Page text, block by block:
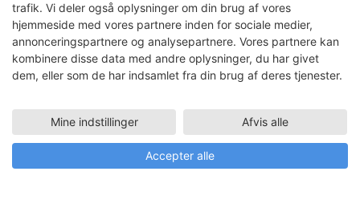
Johan Jeppesen
Uddannet bygningskonstruktør
(2006) og arkitekt (2015). Bor og
arbejder i København.
Beskæftiger sig med arkitektur og
Faciliteter
METALVÆRKSTED
08.06.2015 - 22.07.2015
trafik. Vi deler også oplysninger om din brug af vores
hjemmeside med vores partnere inden for sociale medier,
annonceringspartnere og analysepartnere. Vores partnere kan
kombinere disse data med andre oplysninger, du har givet
dem, eller som de har indsamlet fra din brug af deres tjenester.
Mine indstillinger Afvis alle
Accepter alle